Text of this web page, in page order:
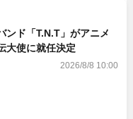
ンド「T.N.T」がアニメ
大使に就任決定
2026/8/8 10:00